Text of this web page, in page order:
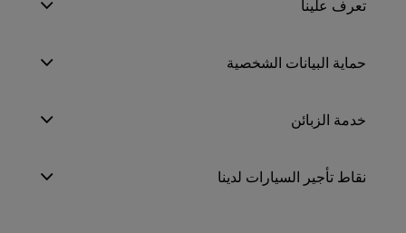
تعرف علينا
حماية البيانات الشخصية
خدمة الزبائن
نقاط تأجير السيارات لدينا